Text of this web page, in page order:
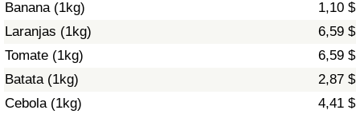
Banana (1kg)
1,10 $
Laranjas (1kg)
6,59 $
Tomate (1kg)
6,59 $
Batata (1kg)
2,87 $
Cebola (1kg)
4,41 $
Índice de poluição
Indicador de Poluição por País